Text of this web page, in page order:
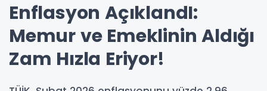
Enflasyon AçıklandI:
Memur ve Emeklinin Aldığı
Zam Hızla Eriyor!